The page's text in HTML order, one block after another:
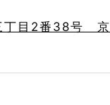
目2番38号